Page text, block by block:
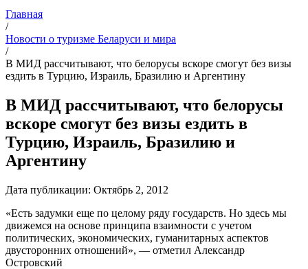
Главная
/
Новости о туризме Беларуси и мира
/
В МИД рассчитывают, что белорусы вскоре смогут без визы
ездить в Турцию, Израиль, Бразилию и Аргентину
В МИД рассчитывают, что белорусы
вскоре смогут без визы ездить в
Турцию, Израиль, Бразилию и
Аргентину
Дата публикации: Октябрь 2, 2012
«Есть задумки еще по целому ряду государств. Но здесь мы
движемся на основе принципа взаимности с учетом
политических, экономических, гуманитарных аспектов
двусторонних отношений», — отметил Александр
Островский